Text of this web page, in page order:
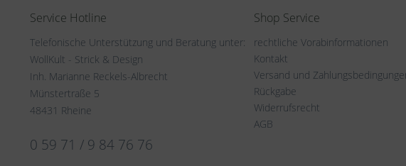
Service Hotline
Telefonische Unterstützung und Beratung unter:
WollKult - Strick & Design
Inh. Marianne Reckels-Albrecht
Münstertraße 5
48431 Rheine
0 59 71 / 9 84 76 76
Shop Service
rechtliche Vorabinformationen
Kontakt
Versand und
Rückgabe
Widerrufsrecht
AGB